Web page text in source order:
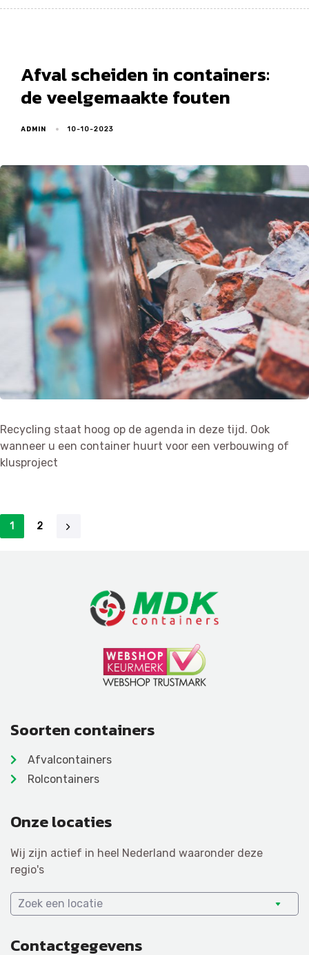
Afval scheiden in containers:
de veelgemaakte fouten
ADMIN 10-10-2023
Recycling staat hoog op de agenda in deze tijd. Ook
wanneer u een container huurt voor een verbouwing of
klusproject
1 2
Soorten containers
Afvalcontainers
Rolcontainers
Onze locaties
Wij zijn actief in heel Nederland waaronder deze
regio's
Zoek een locatie
Contactgegevens